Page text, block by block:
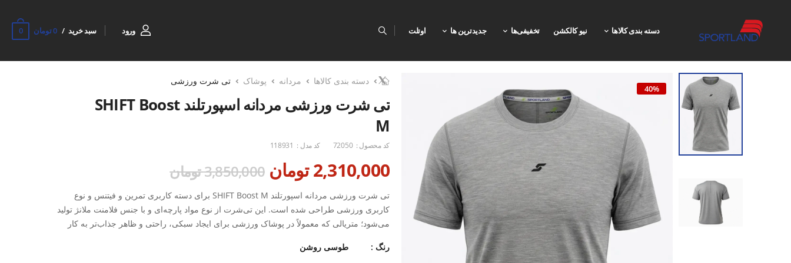
دسته بندی کالاها نیو کالکشن تخفیفی‌ها جدیدترین ها اوتلت ورود سبد خرید 0 تومان 0
40%
دسته بندی کالاها مردانه پوشاک تی شرت ورزشی
تی شرت ورزشی مردانه اسپورتلند SHIFT Boost
M
کد محصول : 72050 کد مدل : 118931
2,310,000 تومان 3,850,000 تومان
تی شرت ورزشی مردانه اسپورتلند SHIFT Boost M برای دسته کاربری تمرین و فیتنس و نوع
کاربری ورزشی طراحی شده است. این تی‌شرت از نوع مواد پارچه‌ای و با جنس فلامنت ملانژ تولید
می‌شود؛ متریالی که معمولاً در پوشاک ورزشی برای ایجاد سبکی، راحتی و ظاهر جذاب‌تر به کار
رنگ : طوسی روشن